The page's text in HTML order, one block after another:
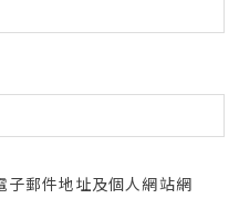
子郵件地址及個人網站網